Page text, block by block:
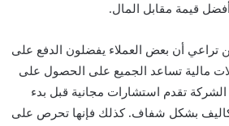
قيمة مقابل المال.
تراعي أن بعض العملاء يفضلون الدفع على
مالية تساعد الجميع على الحصول على
تقدم استشارات مجانية قبل بدء
بشكل شفاف. كذلك فإنها تحرص على